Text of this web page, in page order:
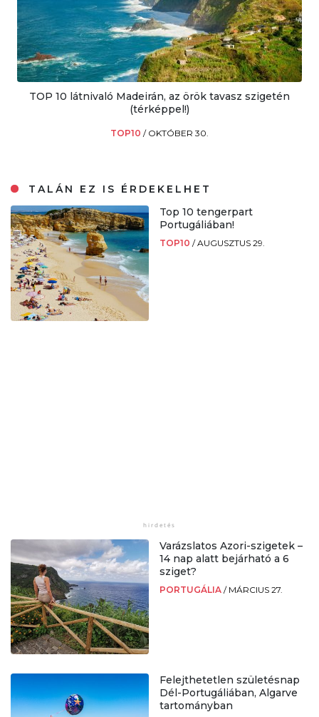
TOP 10 látnivaló Madeirán, az örök tavasz szigetén
(térképpel!)
TOP10 / OKTÓBER 30.
TALÁN EZ IS ÉRDEKELHET
Top 10 tengerpart
Portugáliában!
TOP10 /AUGUSZTUS 29.
Varázslatos Azori-szigetek –
14 nap alatt bejárható a 6
sziget?
PORTUGÁLIA / MÁRCIUS 27.
Felejthetetlen születésnap
Dél-Portugáliában, Algarve
tartományban